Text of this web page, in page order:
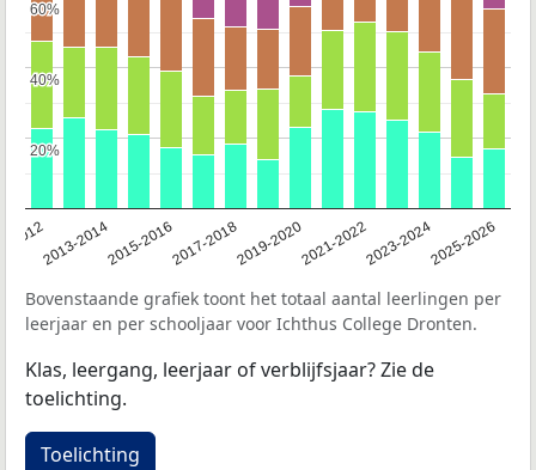
20122013-20142015-20162017-20182019-20202021-20222023-20242025-2026
20%
20%
40%
40%
60%
60%
Bovenstaande grafiek toont het totaal aantal leerlingen per
leerjaar en per schooljaar voor Ichthus College Dronten.
Klas, leergang, leerjaar of verblijfsjaar? Zie de
toelichting.
Toelichting